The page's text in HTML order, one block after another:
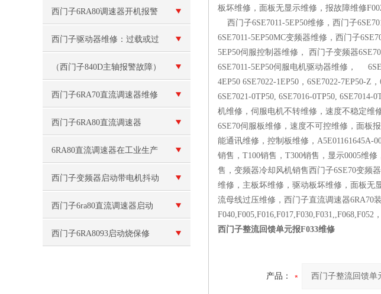
维修技术咨询
西门子6RA80调速器开机报警
F60092故障原因分析
西门子驱动器维修：过载或过
流、过热报警
（西门子840D主轴报警故障）
维修解决
西门子6RA70直流调速器维修
电源电压异常问题
西门子6RA80直流调速器
F60042故障处理修复解决
6RA80直流调速器在工业生产
设备中的应用
西门子变频器启动带电机抖动
西门子6ra80直流调速器启动
无励磁电压维修
西门子6RA8093启动烧保修
板坏维修，面板无显示维修，报故障维修
西门子6SE7011-5EP50维修，西门子
6SE7011-5EP50MC变频器维修，西门子
5EP50伺服控制器维修， 西门子变频器
6SE7011-5EP50伺服电机驱动器维修，
4EP50 6SE7022-1EP50，6SE7022-7EP50-Z
6SE7021-0TP50, 6SE7016-0TP50,
机维修，伺服电机不转维修，速度不稳定维
6SE70伺服板维修，速度不可控维修，面板
能通讯维修，控制板维修，A5E01161645A-
销售，T100销售，T300销售，显示0005维
售，变频器冷却风机销售西门子6SE70变频
维修，主板坏维修，驱动板坏维修，面板无
流母线过压维修，西门子直流调速器6RA70
西门子整流回馈单元报F033维修
产品：